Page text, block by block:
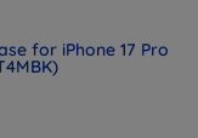
for iPhone 17 Pro